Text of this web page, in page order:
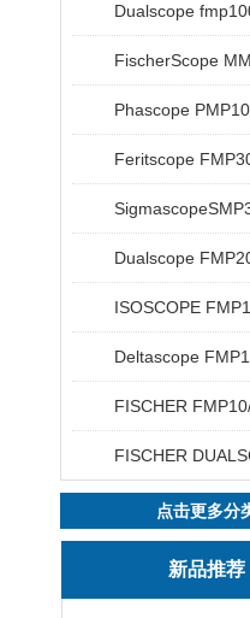
Dualscope
FischerScope
Phascope
Feritscope
Dualscope
ISOSCOPE
Deltascope
FISCHER
点击更多分
新品推荐